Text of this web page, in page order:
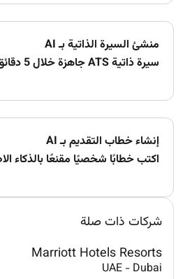
منشئ السيرة الذاتية بـ AI
سيرة ذاتية ATS جاهزة خلال 5 دقائق
إنشاء خطاب التقديم بـ AI
اكتب خطابًا شخصيًا مقنعًا بالذكاء
شركات ذات صلة
Marriott Hotels Resorts
UAE - Dubai